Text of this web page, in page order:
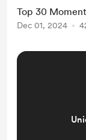
Top 30
Dec 01, 2024